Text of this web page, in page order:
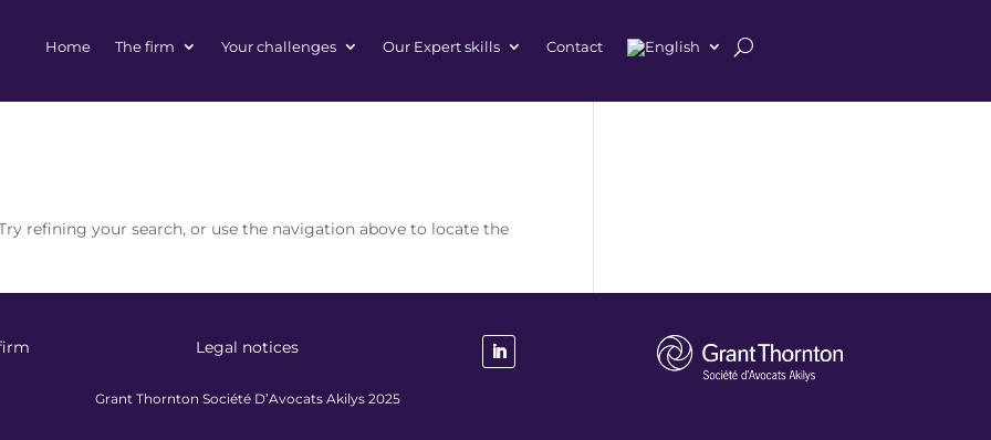
Home The firm Your challenges Our Expert skills Contact
refining your search, or use the navigation above to locate the
Legal notices
Grant Thornton Société D’Avocats Akilys 2025